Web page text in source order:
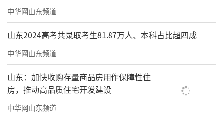
中华网山东频道
山东2024高考共录取考生81.87万人、本科占比超四成
中华网山东频道
山东：加快收购存量商品房用作保障性住
房，推动高品质住宅开发建设
中华网山东频道